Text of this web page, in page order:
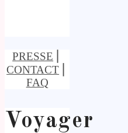
PRESSE
CONTACT
FAQ
Voyager